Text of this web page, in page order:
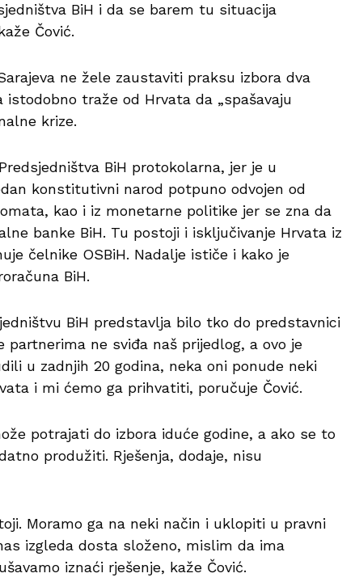
BiH i da se barem tu situacija
Čović.
ne žele zaustaviti praksu izbora dva
istodobno traže od Hrvata da „spašavaju
krize.
BiH protokolarna, jer je u
konstitutivni narod potpuno odvojen od
kao i iz monetarne politike jer se zna da
banke BiH. Tu postoji i isključivanje Hrvata iz
čelnike OSBiH. Nadalje ističe i kako je
BiH.
BiH predstavlja bilo tko do predstavnici
ne sviđa naš prijedlog, a ovo je
u zadnjih 20 godina, neka oni ponude neki
i mi ćemo ga prihvatiti, poručuje Čović.
potrajati do izbora iduće godine, a ako se to
produžiti. Rješenja, dodaje, nisu
Moramo ga na neki način i uklopiti u pravni
izgleda dosta složeno, mislim da ima
iznaći rješenje, kaže Čović.